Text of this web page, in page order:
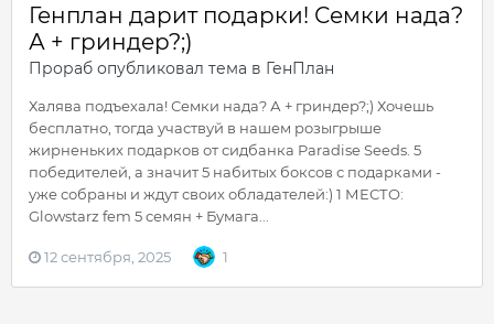
Генплан дарит подарки! Семки нада?
А + гриндер?;)
Прораб опубликовал тема в ГенПлан
Халява подъехала! Семки нада? А + гриндер?;) Хочешь
бесплатно, тогда участвуй в нашем розыгрыше
жирненьких подарков от сидбанка Paradise Seeds. 5
победителей, а значит 5 набитых боксов с подарками -
уже собраны и ждут своих обладателей:) 1 МЕСТО:
Glowstarz fem 5 семян + Бумага...
12 сентября, 2025 1